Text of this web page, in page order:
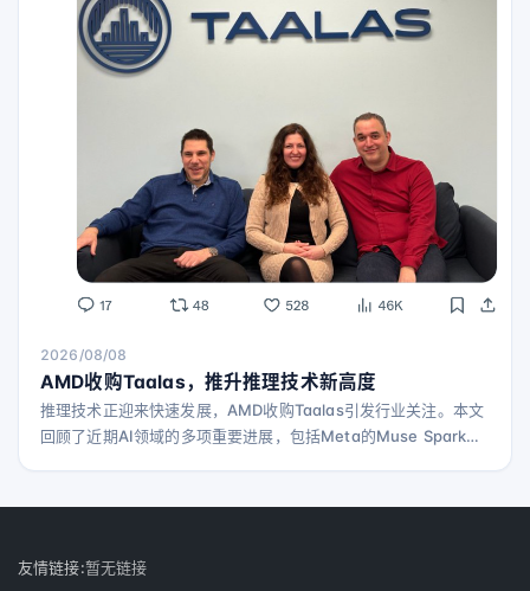
2026/08/08
AMD收购Taalas，推升推理技术新高度
推理技术正迎来快速发展，AMD收购Taalas引发行业关注。本文
回顾了近期AI领域的多项重要进展，包括Meta的Muse Spark
友情链接:暂无链接